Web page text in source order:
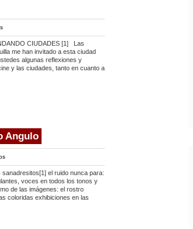
CIUDADES [1] Las
me han invitado a esta ciudad
algunas reflexiones y
y las ciudades, tanto en cuanto a
Angulo
el ruido nunca para:
voces en todos los tonos y
de las imágenes: el rostro
coloridas exhibiciones en las